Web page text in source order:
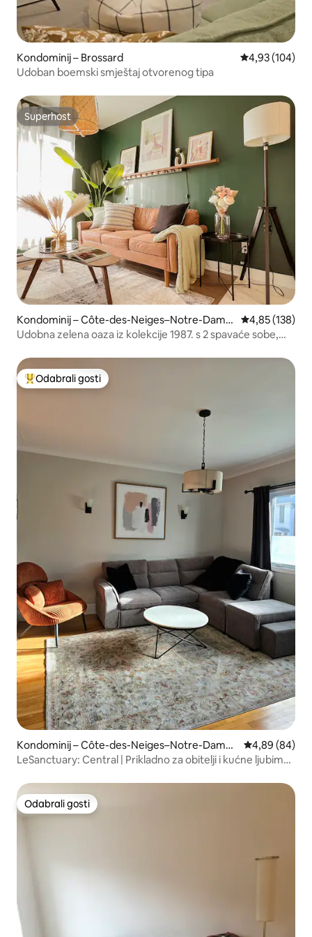
Kondominij – Brossard Prosječna
4,93 (104)
Udoban boemski smještaj otvorenog tipa
Superhost
Superhost
Kondominij – Côte-des-Neiges–Notre-Dame
-de-Grâce
Prosječna
4,85 (138)
Udobna zelena oaza iz kolekcije 1987. s 2 spavaće sobe,
Među najviše rangiranima s oznakom „Odabrali gosti”
Odabrali gosti
Kondominij – Côte-des-Neiges–Notre-Dame-
de-Grâce
Prosječna
4,89 (84)
LeSanctuary: Central | Prikladno za obitelji i kućne ljubimce
Odabrali gosti
Odabrali gosti